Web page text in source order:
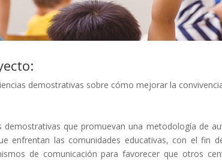
demostrativas sobre cómo mejorar la
demostrativas que promuevan una metodología de
enfrentan las comunidades educativas, con el fin
de comunicación para favorecer que otros